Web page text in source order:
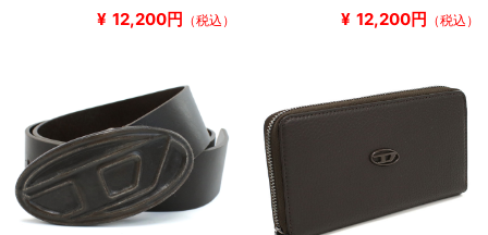
¥ 12,200円 （税込） ¥ 12,200円 （税込）